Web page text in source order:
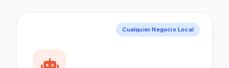
Cualquier Negocio Local